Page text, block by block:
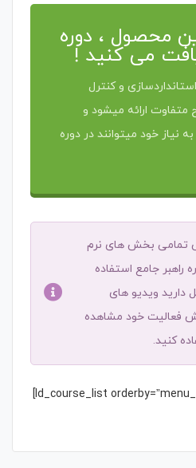
محصول ، دوره
می کنید !
و کنترل
در 8 سطح متفاوت ارائه میشود و
نیاز خود میتوانند در دوره
تمامی بخش های نرم
راهبر جامع استفاده
دارید ویدیو های
فعالیت خود مشاهده
کنید.
[ld_course_list